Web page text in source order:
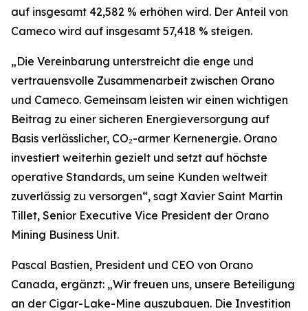
auf insgesamt 42,582 % erhöhen wird. Der Anteil von
Cameco wird auf insgesamt 57,418 % steigen.
„Die Vereinbarung unterstreicht die enge und
vertrauensvolle Zusammenarbeit zwischen Orano
und Cameco. Gemeinsam leisten wir einen wichtigen
Beitrag zu einer sicheren Energieversorgung auf
Basis verlässlicher, CO₂-armer Kernenergie. Orano
investiert weiterhin gezielt und setzt auf höchste
operative Standards, um seine Kunden weltweit
zuverlässig zu versorgen“, sagt Xavier Saint Martin
Tillet, Senior Executive Vice President der Orano
Mining Business Unit.
Pascal Bastien, President und CEO von Orano
Canada, ergänzt: „Wir freuen uns, unsere Beteiligung
an der Cigar-Lake-Mine auszubauen. Die Investition